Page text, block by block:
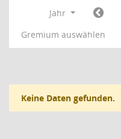
Jahr
Gremium auswählen
Keine Daten gefunden.